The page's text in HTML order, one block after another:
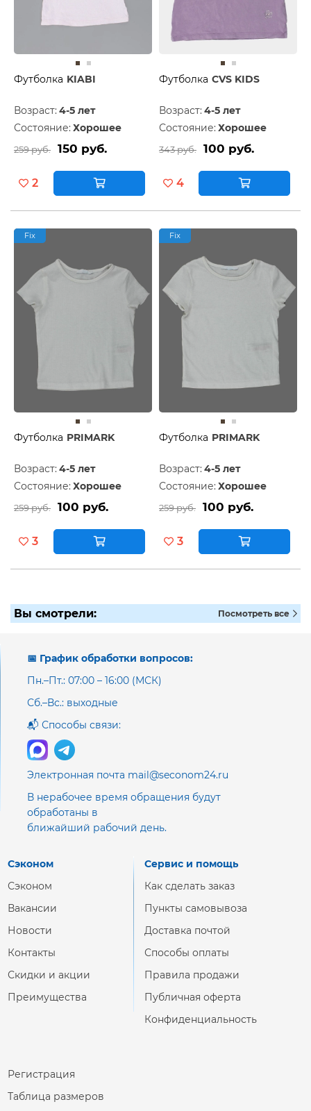
Футболка KIABI
Возраст: 4-5 лет
Состояние: Хорошее
259 руб. 150 руб.
2
Футболка CVS KIDS
Возраст: 4-5 лет
Состояние: Хорошее
343 руб. 100 руб.
4
Fix
Футболка PRIMARK
Возраст: 4-5 лет
Состояние: Хорошее
259 руб. 100 руб.
3
Fix
Футболка PRIMARK
Возраст: 4-5 лет
Состояние: Хорошее
259 руб. 100 руб.
3
Вы смотрели: Посмотреть все
📅 График обработки вопросов:
Пн.–Пт.: 07:00 – 16:00 (МСК)
Сб.–Вс.: выходные
📬 Способы связи:
Электронная почта mail@seconom24.ru
В нерабочее время обращения будут
обработаны в
ближайший рабочий день.
Сэконом
Сэконом
Вакансии
Новости
Контакты
Скидки и акции
Преимущества
Сервис и помощь
Как сделать заказ
Пункты самовывоза
Доставка почтой
Способы оплаты
Правила продажи
Публичная оферта
Конфиденциальность
Регистрация
Таблица размеров